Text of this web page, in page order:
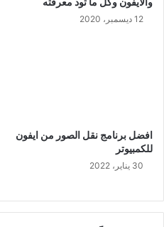
12 ديسمبر، 2020
افضل برنامج نقل الصور من ايفون
للكمبيوتر
30 يناير، 2022